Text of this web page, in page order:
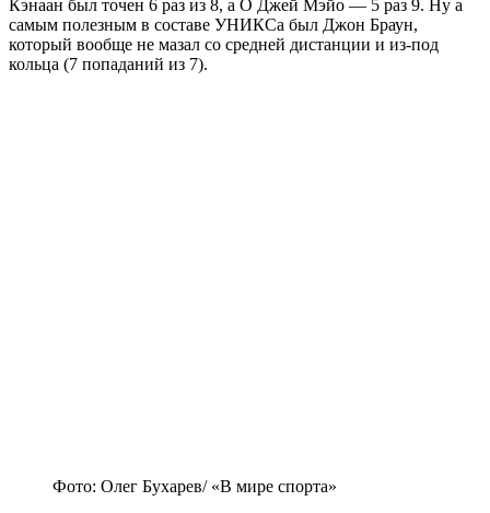
Кэнаан был точен 6 раз из 8, а О Джей Мэйо — 5 раз 9. Ну а
самым полезным в составе УНИКСа был Джон Браун,
который вообще не мазал со средней дистанции и из-под
кольца (7 попаданий из 7).
Фото: Олег Бухарев/ «В мире спорта»